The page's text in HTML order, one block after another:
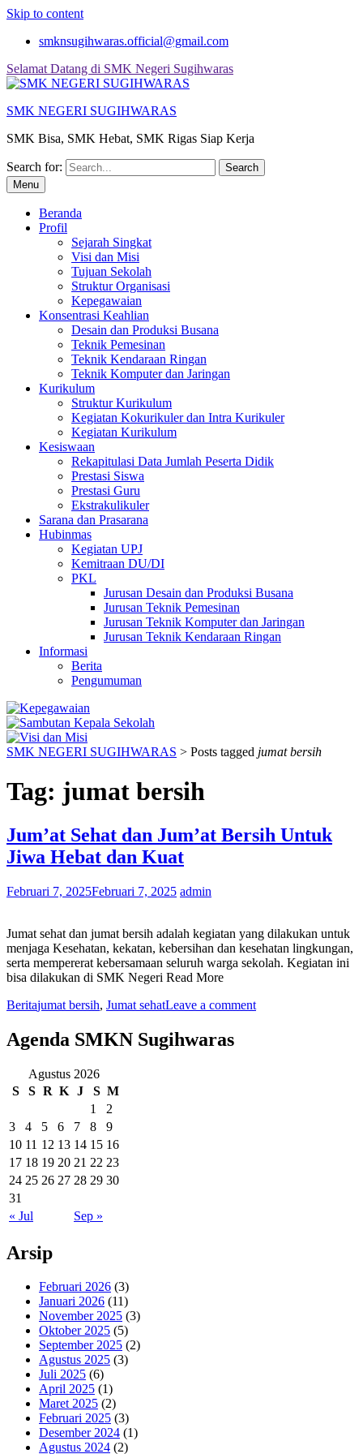
Skip to content
smknsugihwaras.official@gmail.com
Selamat Datang di SMK Negeri Sugihwaras
SMK NEGERI SUGIHWARAS
SMK Bisa, SMK Hebat, SMK Rigas Siap Kerja
Search for:
Menu
Beranda
Profil
Sejarah Singkat
Visi dan Misi
Tujuan Sekolah
Struktur Organisasi
Kepegawaian
Konsentrasi Keahlian
Desain dan Produksi Busana
Teknik Pemesinan
Teknik Kendaraan Ringan
Teknik Komputer dan Jaringan
Kurikulum
Struktur Kurikulum
Kegiatan Kokurikuler dan Intra Kurikuler
Kegiatan Kurikulum
Kesiswaan
Rekapitulasi Data Jumlah Peserta Didik
Prestasi Siswa
Prestasi Guru
Ekstrakulikuler
Sarana dan Prasarana
Hubinmas
Kegiatan UPJ
Kemitraan DU/DI
PKL
Jurusan Desain dan Produksi Busana
Jurusan Teknik Pemesinan
Jurusan Teknik Komputer dan Jaringan
Jurusan Teknik Kendaraan Ringan
Informasi
Berita
Pengumuman
SMK NEGERI SUGIHWARAS > Posts tagged jumat bersih
Tag: jumat bersih
Jum’at Sehat dan Jum’at Bersih Untuk
Jiwa Hebat dan Kuat
Februari 7, 2025Februari 7, 2025 admin
Jumat sehat dan jumat bersih adalah kegiatan yang dilakukan untuk
menjaga Kesehatan, kekatan, kebersihan dan kesehatan lingkungan,
serta mempererat kebersamaan seluruh warga sekolah. Kegiatan ini
bisa dilakukan di SMK Negeri Read More
Beritajumat bersih, Jumat sehatLeave a comment
Agenda SMKN Sugihwaras
Agustus 2026
S
S R K J S M
1
2
3
4 5 6 7 8
9
10 11 12 13 14 15 16
17 18 19 20 21 22 23
24 25 26 27 28 29 30
31
« Jul
Sep »
Arsip
Februari 2026 (3)
Januari 2026 (11)
November 2025 (3)
Oktober 2025 (5)
September 2025 (2)
Agustus 2025 (3)
Juli 2025 (6)
April 2025 (1)
Maret 2025 (2)
Februari 2025 (3)
Desember 2024 (1)
Agustus 2024 (2)